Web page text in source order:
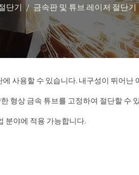
단기 금속판 및 튜브 레이저 절단기
사용할 수 있습니다. 내구성이 뛰어
형상 금속 튜브를 고정하여 절단할
분야에 적용 가능합니다.